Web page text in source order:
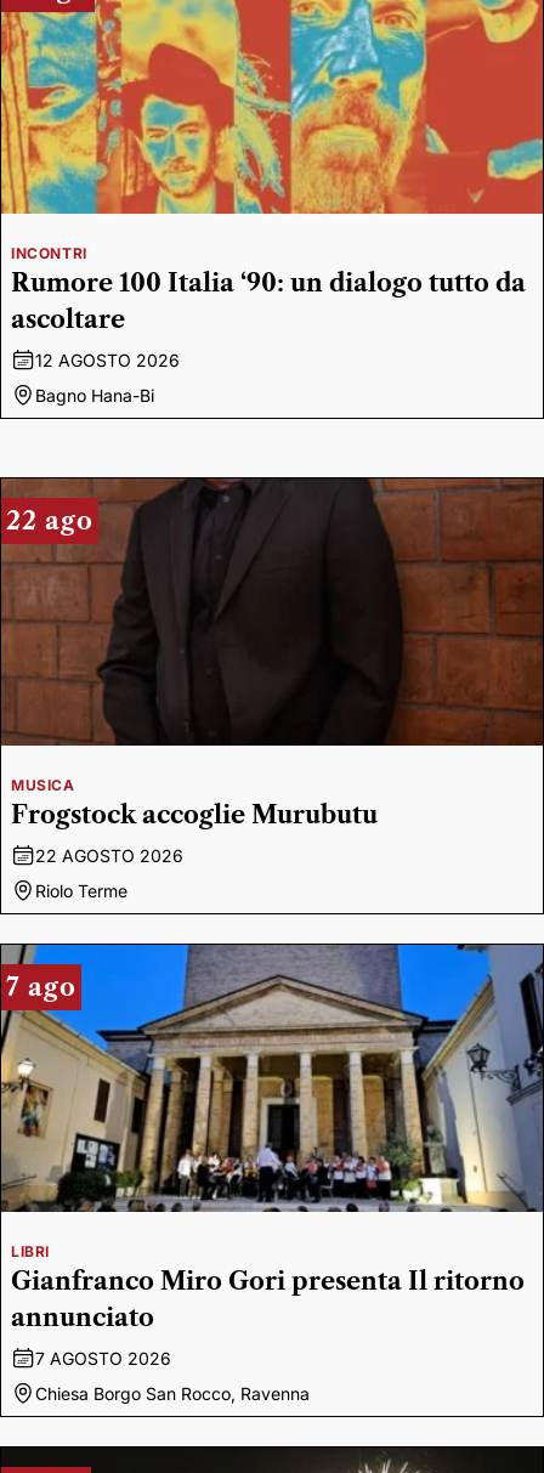
INCONTRI
Rumore 100 Italia ‘90: un dialogo tutto da
ascoltare
12 AGOSTO 2026
Bagno Hana-Bi
22 ago
MUSICA
Frogstock accoglie Murubutu
22 AGOSTO 2026
Riolo Terme
7 ago
LIBRI
Gianfranco Miro Gori presenta Il ritorno
annunciato
7 AGOSTO 2026
Chiesa Borgo San Rocco, Ravenna